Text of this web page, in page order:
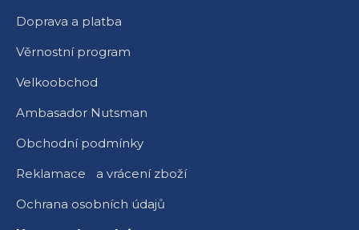
Doprava a platba
Věrnostní program
Velkoobchod
Ambasador Nutsman
Obchodní podmínky
Reklamace a vrácení zboží
Ochrana osobních údajů